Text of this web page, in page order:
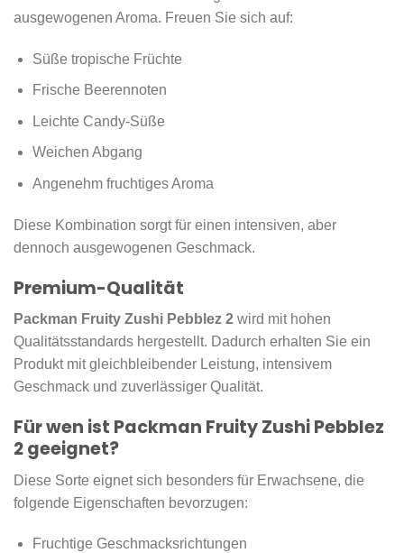
ausgewogenen Aroma. Freuen Sie sich auf:
Süße tropische Früchte
Frische Beerennoten
Leichte Candy-Süße
Weichen Abgang
Angenehm fruchtiges Aroma
Diese Kombination sorgt für einen intensiven, aber
dennoch ausgewogenen Geschmack.
Premium-Qualität
Packman Fruity Zushi Pebblez 2 wird mit hohen
Qualitätsstandards hergestellt. Dadurch erhalten Sie ein
Produkt mit gleichbleibender Leistung, intensivem
Geschmack und zuverlässiger Qualität.
Für wen ist Packman Fruity Zushi Pebblez
2 geeignet?
Diese Sorte eignet sich besonders für Erwachsene, die
folgende Eigenschaften bevorzugen:
Fruchtige Geschmacksrichtungen